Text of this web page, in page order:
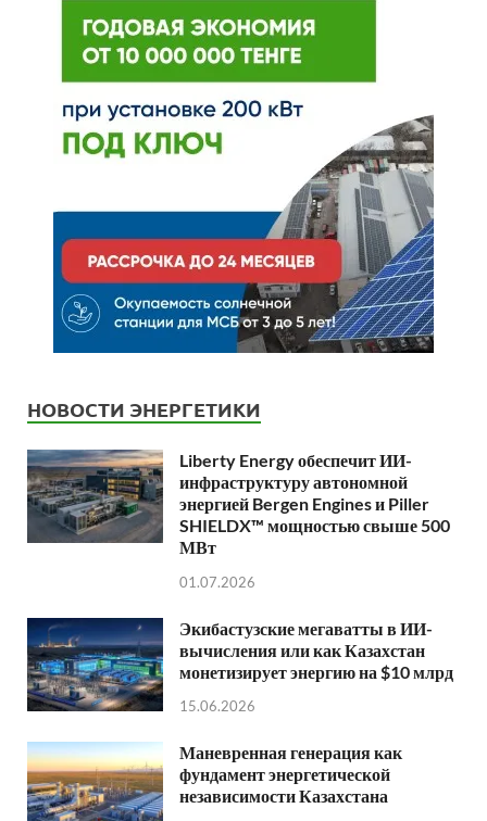
НОВОСТИ ЭНЕРГЕТИКИ
Liberty Energy обеспечит ИИ-
инфраструктуру автономной
энергией Bergen Engines и Piller
SHIELDX™ мощностью свыше 500
МВт
01.07.2026
Экибастузские мегаватты в ИИ-
вычисления или как Казахстан
монетизирует энергию на $10 млрд
15.06.2026
Маневренная генерация как
фундамент энергетической
независимости Казахстана